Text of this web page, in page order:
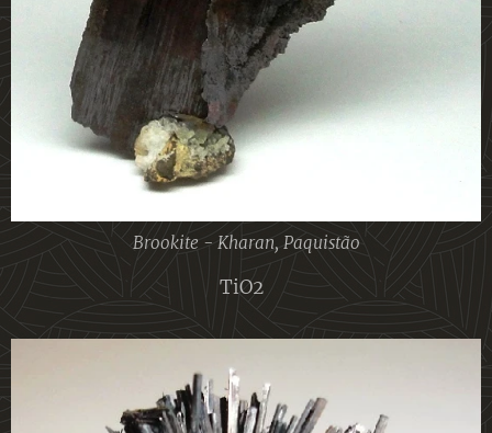
Brookite - Kharan, Paquistão
TiO2